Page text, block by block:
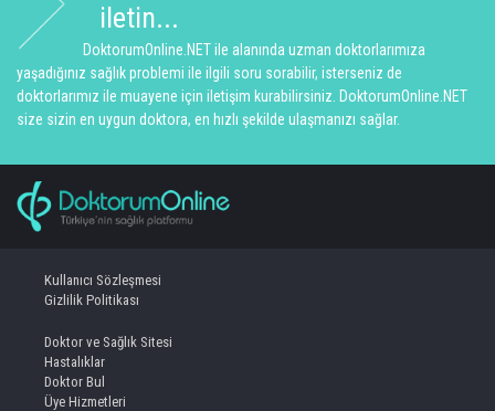
iletin...
DoktorumOnline.NET ile alanında uzman doktorlarımıza
yaşadığınız sağlık problemi ile ilgili soru sorabilir, isterseniz de
doktorlarımız ile muayene için iletişim kurabilirsiniz. DoktorumOnline.NET
size sizin en uygun doktora, en hızlı şekilde ulaşmanızı sağlar.
Kullanıcı Sözleşmesi
Gizlilik Politikası
Doktor ve Sağlık Sitesi
Hastalıklar
Doktor Bul
Üye Hizmetleri